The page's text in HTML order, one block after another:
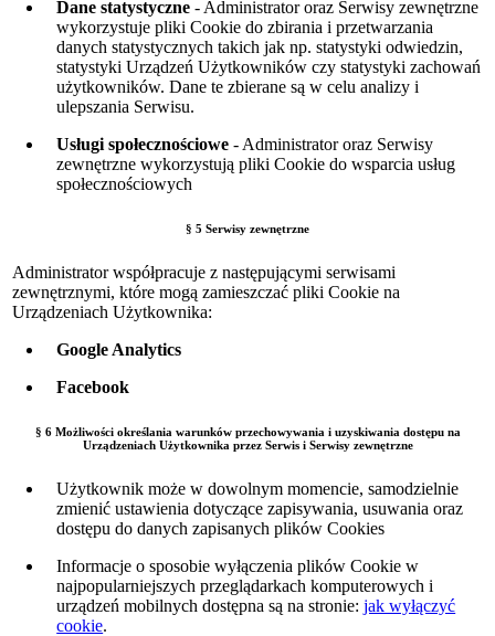
Dane statystyczne - Administratororaz Serwisy zewnętrzne
wykorzystuje pliki Cookie do zbirania i przetwarzania
danych statystycznych takich jak np. statystyki odwiedzin,
statystyki Urządzeń Użytkowników czy statystyki zachowań
użytkowników. Dane te zbierane są w celu analizy i
ulepszania Serwisu.
Usługi społecznościowe - Administratororaz Serwisy
zewnętrzne wykorzystują pliki Cookie do wsparcia usług
społecznościowych
§ 5 Serwisy zewnętrzne
Administrator współpracuje z następującymi serwisami
zewnętrznymi, które mogą zamieszczać pliki Cookie na
Urządzeniach Użytkownika:
Google Analytics
Facebook
§ 6 Możliwości określania warunków przechowywania i uzyskiwania dostępu na
Urządzeniach Użytkownika przez Serwisi Serwisy zewnętrzne
Użytkownik może w dowolnym momencie, samodzielnie
zmienić ustawienia dotyczące zapisywania, usuwania oraz
dostępu do danych zapisanych plików Cookies
Informacje o sposobie wyłączenia plików Cookie w
najpopularniejszych przeglądarkach komputerowych i
urządzeń mobilnych dostępna są na stronie:jak wyłączyć
cookie.